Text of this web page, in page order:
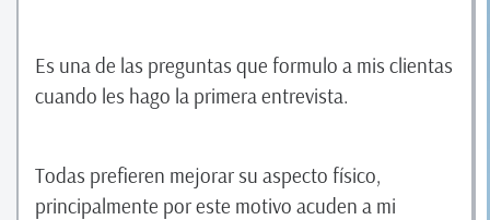
Es una de las preguntas que formulo a mis clientas
cuando les hago la primera entrevista.
Todas prefieren mejorar su aspecto físico,
principalmente por este motivo acuden a mi